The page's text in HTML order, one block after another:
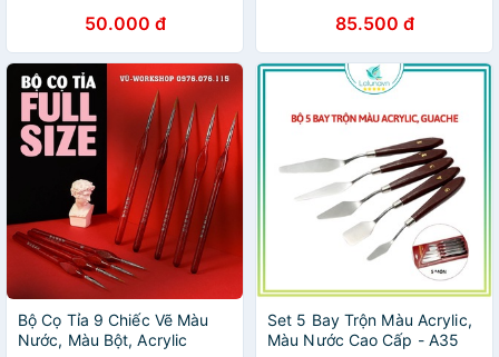
50.000 đ 85.500 đ
Bộ Cọ Tỉa 9 Chiếc Vẽ Màu
Nước, Màu Bột, Acrylic
Set 5 Bay Trộn Màu Acrylic,
Màu Nước Cao Cấp - A35